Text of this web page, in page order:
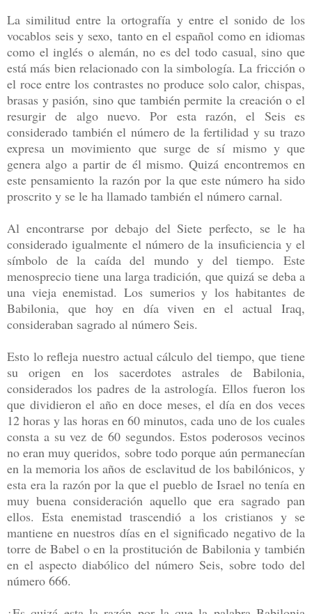
La similitud entre la ortografía y entre el sonido de los
vocablos seis y sexo, tanto en el español como en idiomas
como el inglés o alemán, no es del todo casual, sino que
está más bien relacionado con la simbología. La fricción o
el roce entre los contrastes no produce solo calor, chispas,
brasas y pasión, sino que también permite la creación o el
resurgir de algo nuevo. Por esta razón, el Seis es
considerado también el número de la fertilidad y su trazo
expresa un movimiento que surge de sí mismo y que
genera algo a partir de él mismo. Quizá encontremos en
este pensamiento la razón por la que este número ha sido
proscrito y se le ha llamado también el número carnal.
Al encontrarse por debajo del Siete perfecto, se le ha
considerado igualmente el número de la insuficiencia y el
símbolo de la caída del mundo y del tiempo. Este
menosprecio tiene una larga tradición, que quizá se deba a
una vieja enemistad. Los sumerios y los habitantes de
Babilonia, que hoy en día viven en el actual Iraq,
consideraban sagrado al número Seis.
Esto lo refleja nuestro actual cálculo del tiempo, que tiene
su origen en los sacerdotes astrales de Babilonia,
considerados los padres de la astrología. Ellos fueron los
que dividieron el año en doce meses, el día en dos veces
12 horas y las horas en 60 minutos, cada uno de los cuales
consta a su vez de 60 segundos. Estos poderosos vecinos
no eran muy queridos, sobre todo porque aún permanecían
en la memoria los años de esclavitud de los babilónicos, y
esta era la razón por la que el pueblo de Israel no tenía en
muy buena consideración aquello que era sagrado pan
ellos. Esta enemistad trascendió a los cristianos y se
mantiene en nuestros días en el significado negativo de la
torre de Babel o en la prostitución de Babilonia y también
en el aspecto diabólico del número Seis, sobre todo del
número 666.